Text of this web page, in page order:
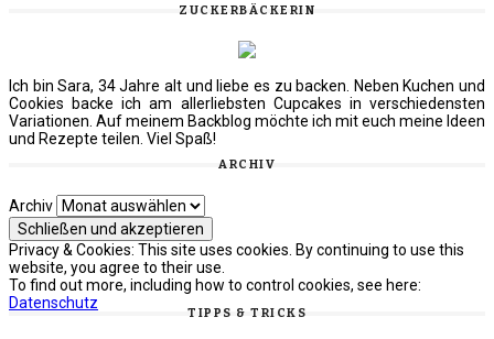
ZUCKERBÄCKERIN
Ich bin Sara, 34 Jahre alt und liebe es zu backen. Neben Kuchen und
Cookies backe ich am allerliebsten Cupcakes in verschiedensten
Variationen. Auf meinem Backblog möchte ich mit euch meine Ideen
und Rezepte teilen. Viel Spaß!
ARCHIV
Archiv
Privacy & Cookies: This site uses cookies. By continuing to use this
website, you agree to their use.
To find out more, including how to control cookies, see here:
Datenschutz
TIPPS & TRICKS